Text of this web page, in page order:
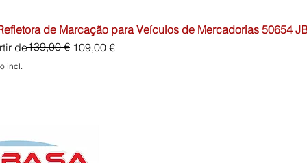
de Marcação para Veículos de Mercadorias 50654
de
normal139,00 € 109,00 €
promocional
incl.